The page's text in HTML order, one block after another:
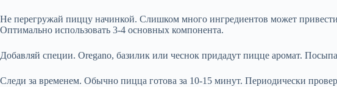
Не перегружай пиццу начинкой. Слишком много ингредиентов может привести
Оптимально использовать 3-4 основных компонента.
Добавляй специи. Оregano, базилик или чеснок придадут пицце аромат.
Следи за временем. Обычно пицца готова за 10-15 минут. Периодически